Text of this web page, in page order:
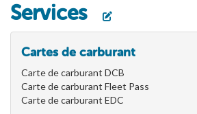
Services
Cartes de carburant
Carte de carburant DCB
Carte de carburant Fleet Pass
Carte de carburant EDC